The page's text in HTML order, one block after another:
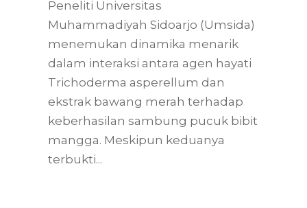
Peneliti Universitas
Muhammadiyah Sidoarjo (Umsida)
menemukan dinamika menarik
dalam interaksi antara agen hayati
Trichoderma asperellum dan
ekstrak bawang merah terhadap
keberhasilan sambung pucuk bibit
mangga. Meskipun keduanya
terbukti...